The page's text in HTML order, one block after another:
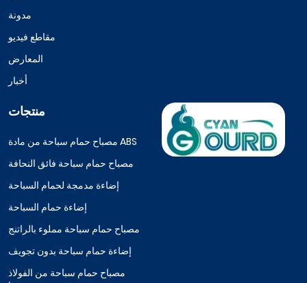
مدونة
مقاطع فيديو
المعارض
أخبار
منتجات
مصباح حمام سباحة من مادة ABS
مصباح حمام سباحة فائق النحافة
إضاءة مدمجة لحمام السباحة
إضاءة حمام السباحة
مصباح حمام سباحة مملوء بالراتنج
إضاءة حمام سباحة بدون تجويف
مصباح حمام سباحة من الفولاذ